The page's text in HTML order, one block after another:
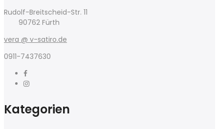
Rudolf-Breitscheid-Str. 11
90762 Fürth
vera @ v-satiro.de
0911-7437630
Kategorien